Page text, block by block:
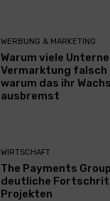
WERBUNG & MARKETING
Warum viele
Vermarktung falsch
warum das ihr
ausbremst
WIRTSCHAFT
The Payments
deutliche
Projekten